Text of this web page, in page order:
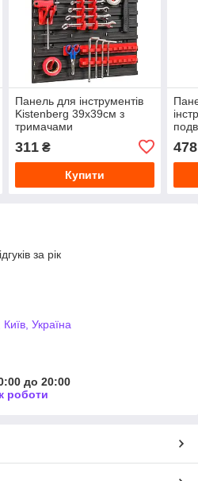
Панель для інструментів
Kistenberg 39х39см з
тримачами
311₴
Купити
478
за рік
Україна
до 20:00
роботи